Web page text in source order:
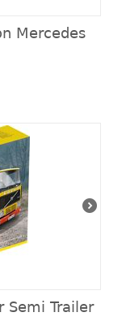
Mercedes
Semi Trailer